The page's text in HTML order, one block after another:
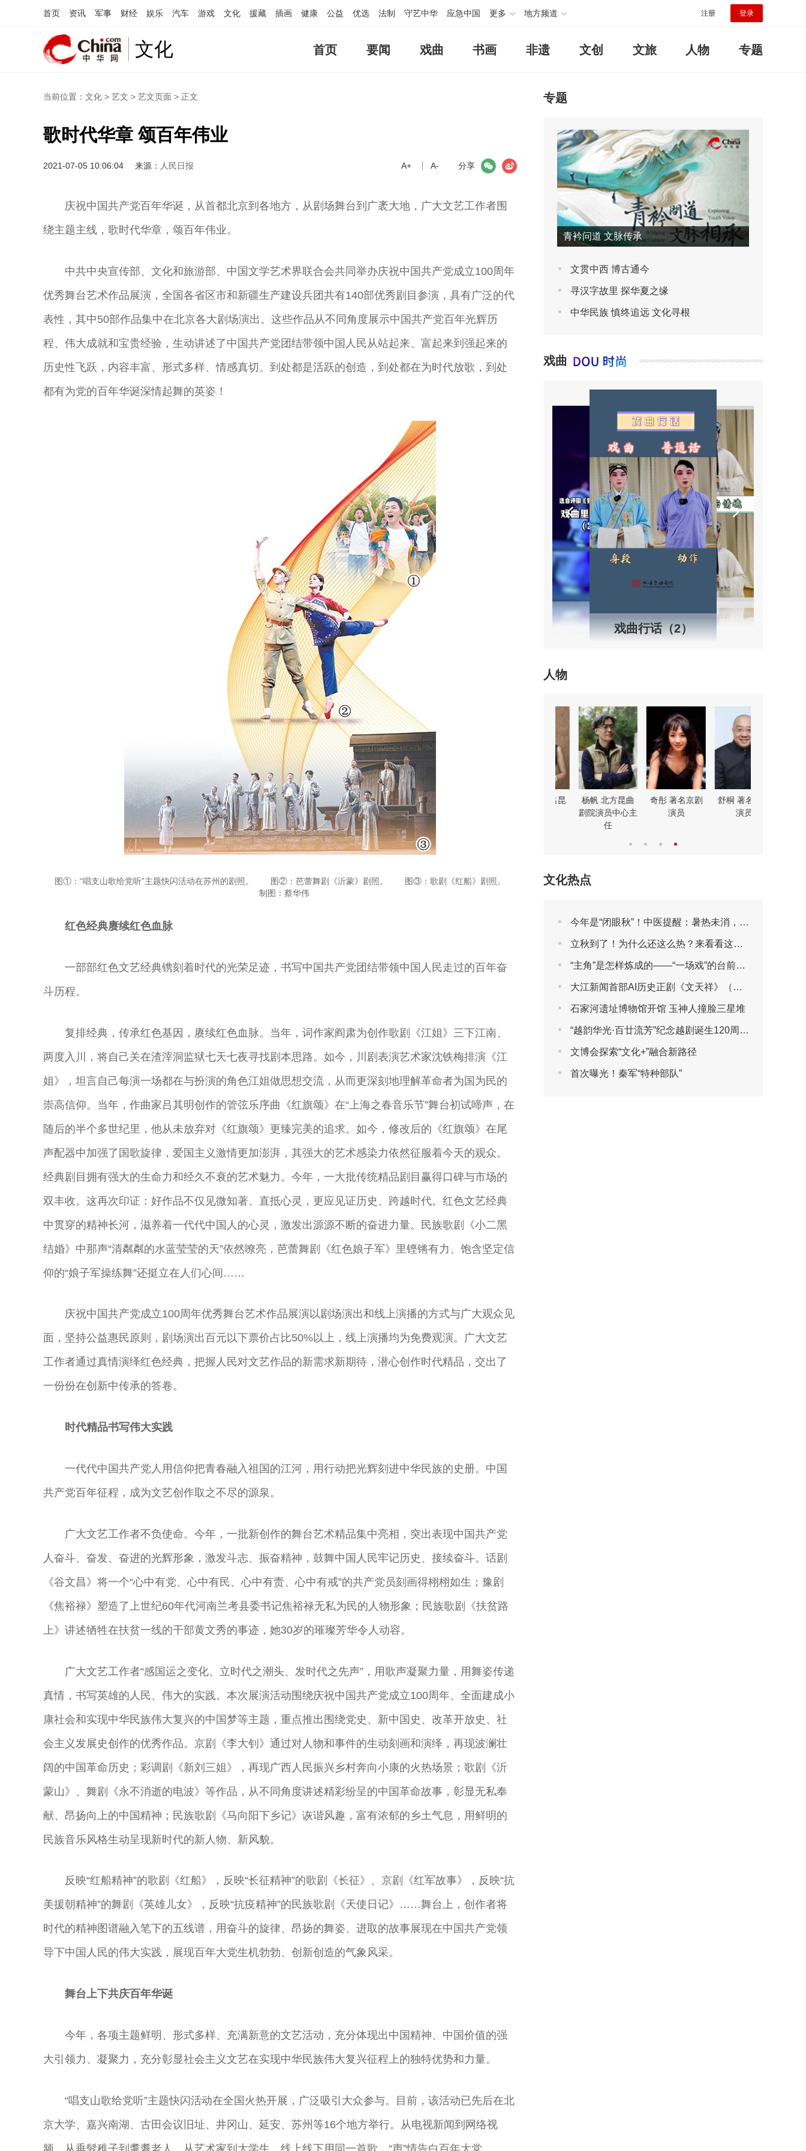
首页 资讯 军事 财经 娱乐 汽车 游戏 文化 援藏 插画 健康 公益 优选 法制 守艺中华 应急中国 更多 地方频道 注册 登录
文化 首页 要闻 戏曲 书画 非遗 文创 文旅 人物 专题
当前位置： 文化 > 艺文 > 艺文页面 > 正文
歌时代华章 颂百年伟业
2021-07-05 10:06:04 来源： 人民日报 分享
微信
A+ A-
庆祝中国共产党百年华诞，从首都北京到各地方，从剧场舞台到广袤大地，广大文艺工作者围
绕主题主线，歌时代华章，颂百年伟业。
中共中央宣传部、文化和旅游部、中国文学艺术界联合会共同举办庆祝中国共产党成立100周年
优秀舞台艺术作品展演，全国各省区市和新疆生产建设兵团共有140部优秀剧目参演，具有广泛的代
表性，其中50部作品集中在北京各大剧场演出。这些作品从不同角度展示中国共产党百年光辉历
程、伟大成就和宝贵经验，生动讲述了中国共产党团结带领中国人民从站起来、富起来到强起来的
历史性飞跃，内容丰富、形式多样、情感真切。到处都是活跃的创造，到处都在为时代放歌，到处
都有为党的百年华诞深情起舞的英姿！
图①：“唱支山歌给党听”主题快闪活动在苏州的剧照。 图②：芭蕾舞剧《沂蒙》剧照。 图③：歌剧《红船》剧照。
制图：蔡华伟
红色经典赓续红色血脉
一部部红色文艺经典镌刻着时代的光荣足迹，书写中国共产党团结带领中国人民走过的百年奋
斗历程。
复排经典，传承红色基因，赓续红色血脉。当年，词作家阎肃为创作歌剧《江姐》三下江南、
两度入川，将自己关在渣滓洞监狱七天七夜寻找剧本思路。如今，川剧表演艺术家沈铁梅排演《江
姐》，坦言自己每演一场都在与扮演的角色江姐做思想交流，从而更深刻地理解革命者为国为民的
崇高信仰。当年，作曲家吕其明创作的管弦乐序曲《红旗颂》在“上海之春音乐节”舞台初试啼声，在
随后的半个多世纪里，他从未放弃对《红旗颂》更臻完美的追求。如今，修改后的《红旗颂》在尾
声配器中加强了国歌旋律，爱国主义激情更加澎湃，其强大的艺术感染力依然征服着今天的观众。
经典剧目拥有强大的生命力和经久不衰的艺术魅力。今年，一大批传统精品剧目赢得口碑与市场的
双丰收。这再次印证：好作品不仅见微知著、直抵心灵，更应见证历史、跨越时代。红色文艺经典
中贯穿的精神长河，滋养着一代代中国人的心灵，激发出源源不断的奋进力量。民族歌剧《小二黑
结婚》中那声“清粼粼的水蓝莹莹的天”依然嘹亮，芭蕾舞剧《红色娘子军》里铿锵有力、饱含坚定信
仰的“娘子军操练舞”还挺立在人们心间……
庆祝中国共产党成立100周年优秀舞台艺术作品展演以剧场演出和线上演播的方式与广大观众见
面，坚持公益惠民原则，剧场演出百元以下票价占比50%以上，线上演播均为免费观演。广大文艺
工作者通过真情演绎红色经典，把握人民对文艺作品的新需求新期待，潜心创作时代精品，交出了
一份份在创新中传承的答卷。
时代精品书写伟大实践
一代代中国共产党人用信仰把青春融入祖国的江河，用行动把光辉刻进中华民族的史册。中国
共产党百年征程，成为文艺创作取之不尽的源泉。
广大文艺工作者不负使命。今年，一批新创作的舞台艺术精品集中亮相，突出表现中国共产党
人奋斗、奋发、奋进的光辉形象，激发斗志、振奋精神，鼓舞中国人民牢记历史、接续奋斗。话剧
《谷文昌》将一个“心中有党、心中有民、心中有责、心中有戒”的共产党员刻画得栩栩如生；豫剧
《焦裕禄》塑造了上世纪60年代河南兰考县委书记焦裕禄无私为民的人物形象；民族歌剧《扶贫路
上》讲述牺牲在扶贫一线的干部黄文秀的事迹，她30岁的璀璨芳华令人动容。
广大文艺工作者“感国运之变化、立时代之潮头、发时代之先声”，用歌声凝聚力量，用舞姿传递
真情，书写英雄的人民、伟大的实践。本次展演活动围绕庆祝中国共产党成立100周年、全面建成小
康社会和实现中华民族伟大复兴的中国梦等主题，重点推出围绕党史、新中国史、改革开放史、社
会主义发展史创作的优秀作品。京剧《李大钊》通过对人物和事件的生动刻画和演绎，再现波澜壮
阔的中国革命历史；彩调剧《新刘三姐》，再现广西人民振兴乡村奔向小康的火热场景；歌剧《沂
蒙山》、舞剧《永不消逝的电波》等作品，从不同角度讲述精彩纷呈的中国革命故事，彰显无私奉
献、昂扬向上的中国精神；民族歌剧《马向阳下乡记》诙谐风趣，富有浓郁的乡土气息，用鲜明的
民族音乐风格生动呈现新时代的新人物、新风貌。
反映“红船精神”的歌剧《红船》，反映“长征精神”的歌剧《长征》、京剧《红军故事》，反映“抗
美援朝精神”的舞剧《英雄儿女》，反映“抗疫精神”的民族歌剧《天使日记》……舞台上，创作者将
时代的精神图谱融入笔下的五线谱，用奋斗的旋律、昂扬的舞姿、进取的故事展现在中国共产党领
导下中国人民的伟大实践，展现百年大党生机勃勃、创新创造的气象风采。
舞台上下共庆百年华诞
今年，各项主题鲜明、形式多样、充满新意的文艺活动，充分体现出中国精神、中国价值的强
大引领力、凝聚力，充分彰显社会主义文艺在实现中华民族伟大复兴征程上的独特优势和力量。
“唱支山歌给党听”主题快闪活动在全国火热开展，广泛吸引大众参与。目前，该活动已先后在北
京大学、嘉兴南湖、古田会议旧址、井冈山、延安、苏州等16个地方举行。从电视新闻到网络视
频，从垂髫稚子到耄耋老人，从艺术家到大学生，线上线下用同一首歌，“声”情告白百年大党。
专题
青衿问道 文脉传承
文贯中西 博古通今
寻汉字故里 探华夏之缘
中华民族 慎终追远 文化寻根
戏曲
戏曲行话（2）
人物
尚长荣 著名京
刘秀荣 京剧表
演艺术家
杨凤一 北方昆
曲剧院院长
王玉璞 京剧“鼓
王”
顾卫英 著名昆
曲演员
杨帆 北方昆曲
剧院演员中心主
舒桐 著名京剧
演员
魏春荣 著名昆
文化热点
今年是“闭眼秋”！中医提醒：暑热未消，先别急着贴秋膘
立秋到了！为什么还这么热？来看看这些“冷知识”吧
“主角”是怎样炼成的——“一场戏”的台前幕后
大江新闻首部AI历史正剧《文天祥》（第一集）
石家河遗址博物馆开馆 玉神人撞脸三星堆
“越韵华光·百廿流芳”纪念越剧诞生120周年主题晚会圆满播出
文博会探索“文化+”融合新路径
首次曝光！秦军“特种部队”